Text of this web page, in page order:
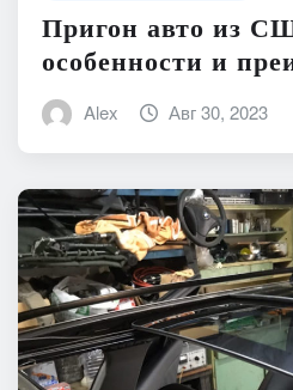
Пригон авто из
особенности и
Alex Авг 30, 2023